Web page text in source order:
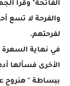
الفاتحة" وقرأ
والفرحة لا تسع
لفرحتهم.
في نهاية
الأخرى فسألها
ببساطة " هنروح